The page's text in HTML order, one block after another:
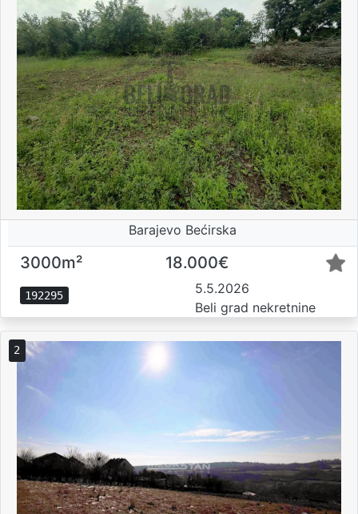
Barajevo Bećirska
3000m² 18.000€
192295
5.5.2026
Beli grad nekretnine
2